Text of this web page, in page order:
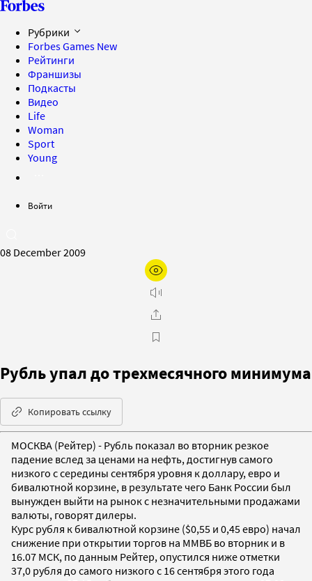
Рубрики
Forbes Games New
Рейтинги
Франшизы
Подкасты
Видео
Life
Woman
Sport
Young
Войти
08 December 2009
Рубль упал дo трехмесячного минимума
Копировать ссылку
МОСКВА (Рейтер) - Рубль показал во вторник резкое
падение вслед за ценами на нефть, достигнув самого
низкого с середины сентября уровня к доллару, евро и
бивалютной корзине, в результате чего Банк России был
вынужден выйти на рынок с незначительными продажами
валюты, говорят дилеры.
Курс рубля к бивалютной корзине ($0,55 и 0,45 евро) начал
снижение при открытии торгов на ММВБ во вторник и в
16.07 МСК, по данным Рейтер, опустился ниже отметки
37,0 рубля до самого низкого с 16 сентября этого года